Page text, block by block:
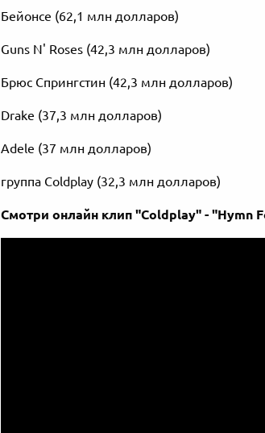
Бейонсе (62,1 млн долларов)
Guns N' Roses (42,3 млн долларов)
Брюс Спрингстин (42,3 млн долларов)
Drake (37,3 млн долларов)
Adele (37 млн долларов)
группа Coldplay (32,3 млн долларов)
Смотри онлайн клип "Coldplay" - "Hymn